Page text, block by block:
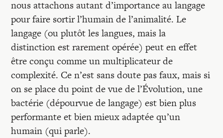
nous attachons autant d’importance au langage
pour faire sortir l’humain de l’animalité. Le
langage (ou plutôt les langues, mais la
distinction est rarement opérée) peut en effet
être conçu comme un multiplicateur de
complexité. Ce n’est sans doute pas faux, mais si
on se place du point de vue de l’Évolution, une
bactérie (dépourvue de langage) est bien plus
performante et bien mieux adaptée qu’un
humain (qui parle).